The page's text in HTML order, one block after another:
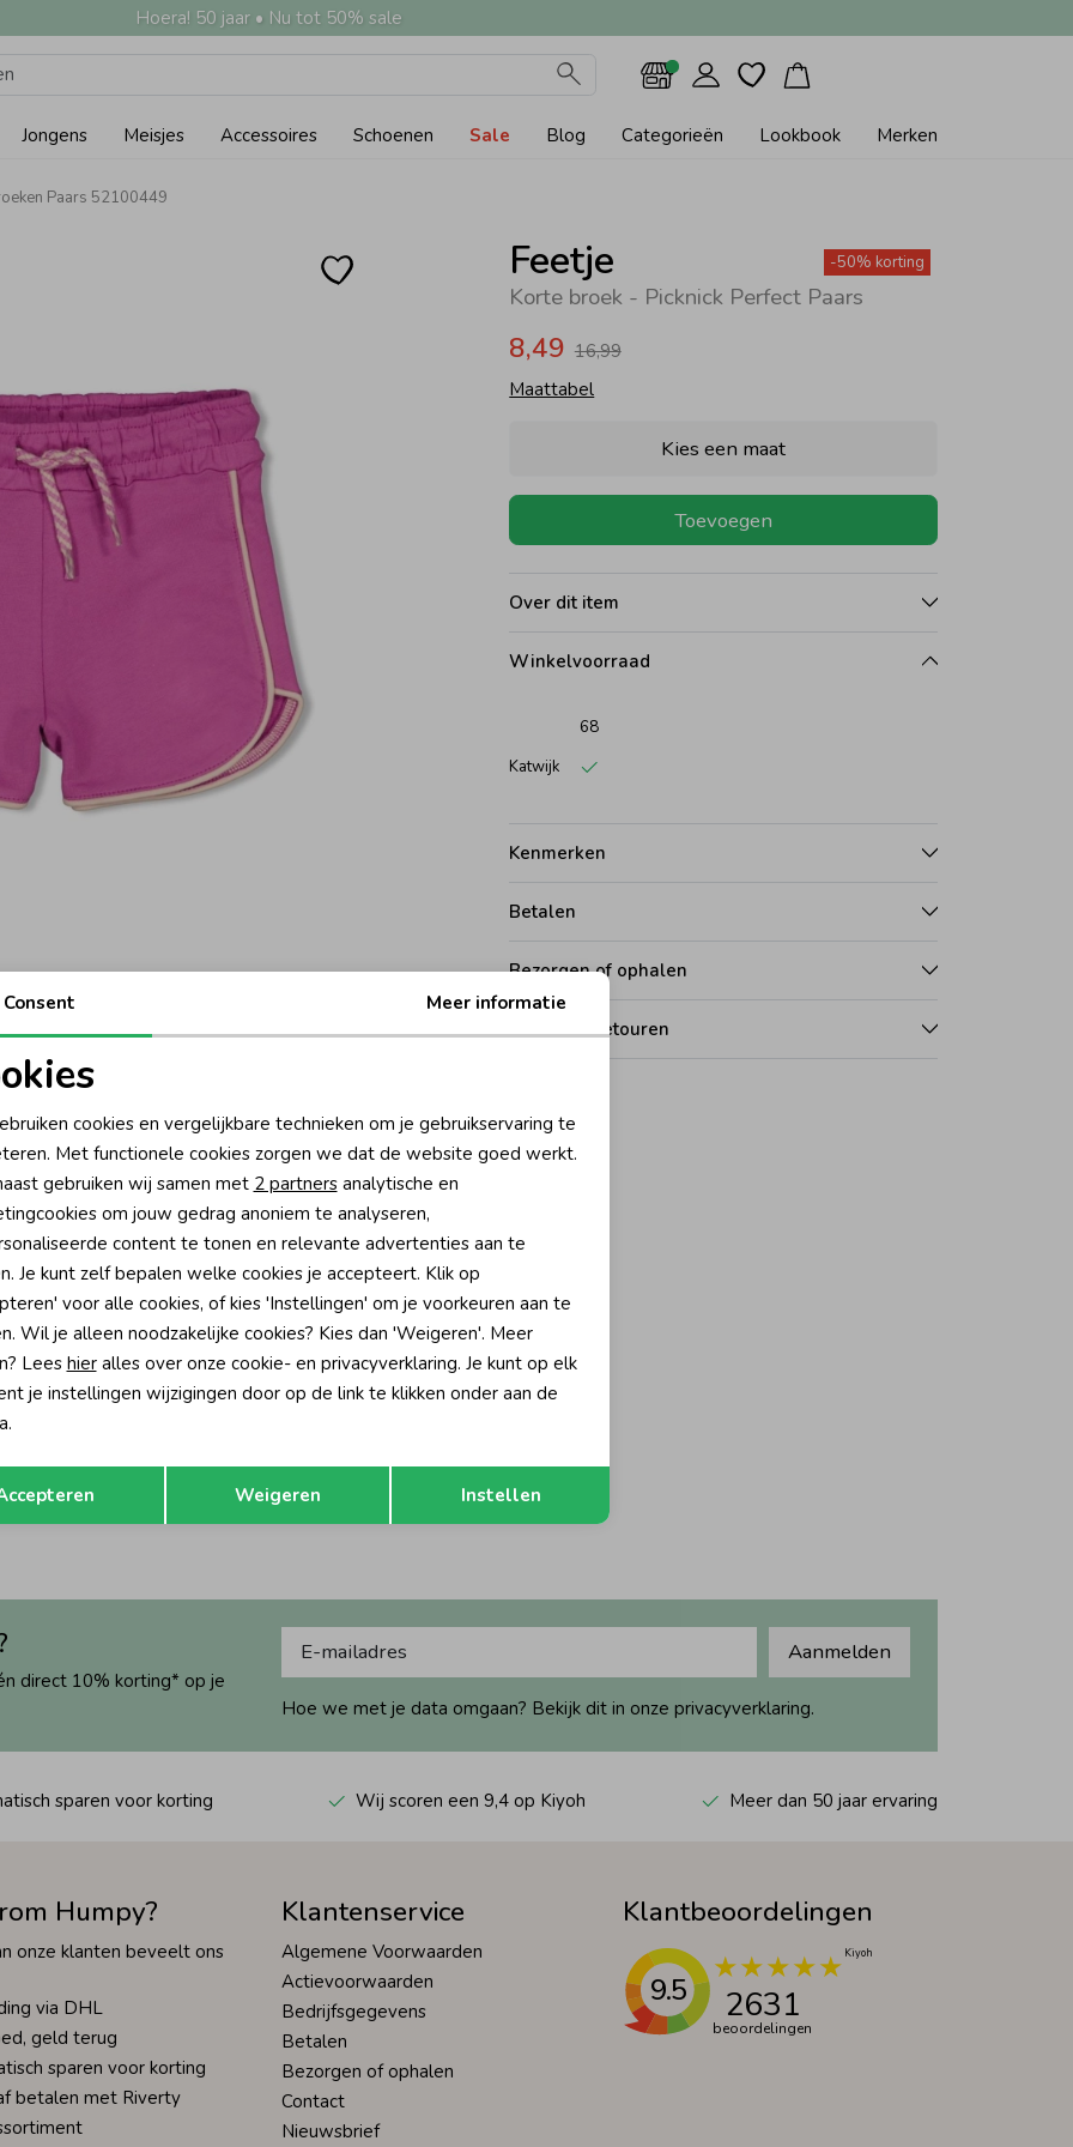
Hoera! 50 jaar • Nu tot 50% sale
Jongens Meisjes Accessoires Schoenen Sale Blog Categorieën Lookbook Merken
Paars 52100449
Feetje
Korte broek - Picknick Perfect Paars
-50% korting
8,49 16,99
Maattabel
Kies een maat
Toevoegen
Over dit item
Winkelvoorraad
68
Katwijk
Kenmerken
Betalen
Bezorgen of ophalen
Ruilen en retouren
direct 10% korting* op je
Aanmelden
Hoe we met je data omgaan? Bekijk dit in onze privacyverklaring.
sparen voor korting Wij scoren een 9,4 op Kiyoh Meer dan 50 jaar ervaring
Humpy?
onze klanten beveelt ons
via DHL
geld terug
sparen voor korting
betalen met Riverty
Klantenservice
Algemene Voorwaarden
Actievoorwaarden
Bedrijfsgegevens
Betalen
Bezorgen of ophalen
Contact
Nieuwsbrief
Klantbeoordelingen
9.5 2631
beoordelingen
cookies
cookies Marketing cookies
Terug Opslaan
Consent Meer informatie
cookies en vergelijkbare technieken om je gebruikservaring te
Met functionele cookies zorgen we dat de website goed werkt.
gebruiken wij samen met 2 partnersanalytische en
om jouw gedrag anoniem te analyseren,
content te tonen en relevante advertenties aan te
Je kunt zelf bepalen welke cookies je accepteert. Klik op
voor alle cookies, of kies 'Instellingen' om je voorkeuren aan te
Wil je alleen noodzakelijke cookies? Kies dan 'Weigeren'. Meer
Lees hieralles over onze cookie- en privacyverklaring. Je kunt op elk
je instellingen wijzigingen door op de link te klikken onder aan de
Weigeren Instellen